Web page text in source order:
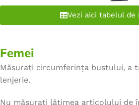
Vezi aici tabelul de
Femei
Măsurați circumferința bustului, a
lenjerie.
Nu măsurați lățimea articolului de